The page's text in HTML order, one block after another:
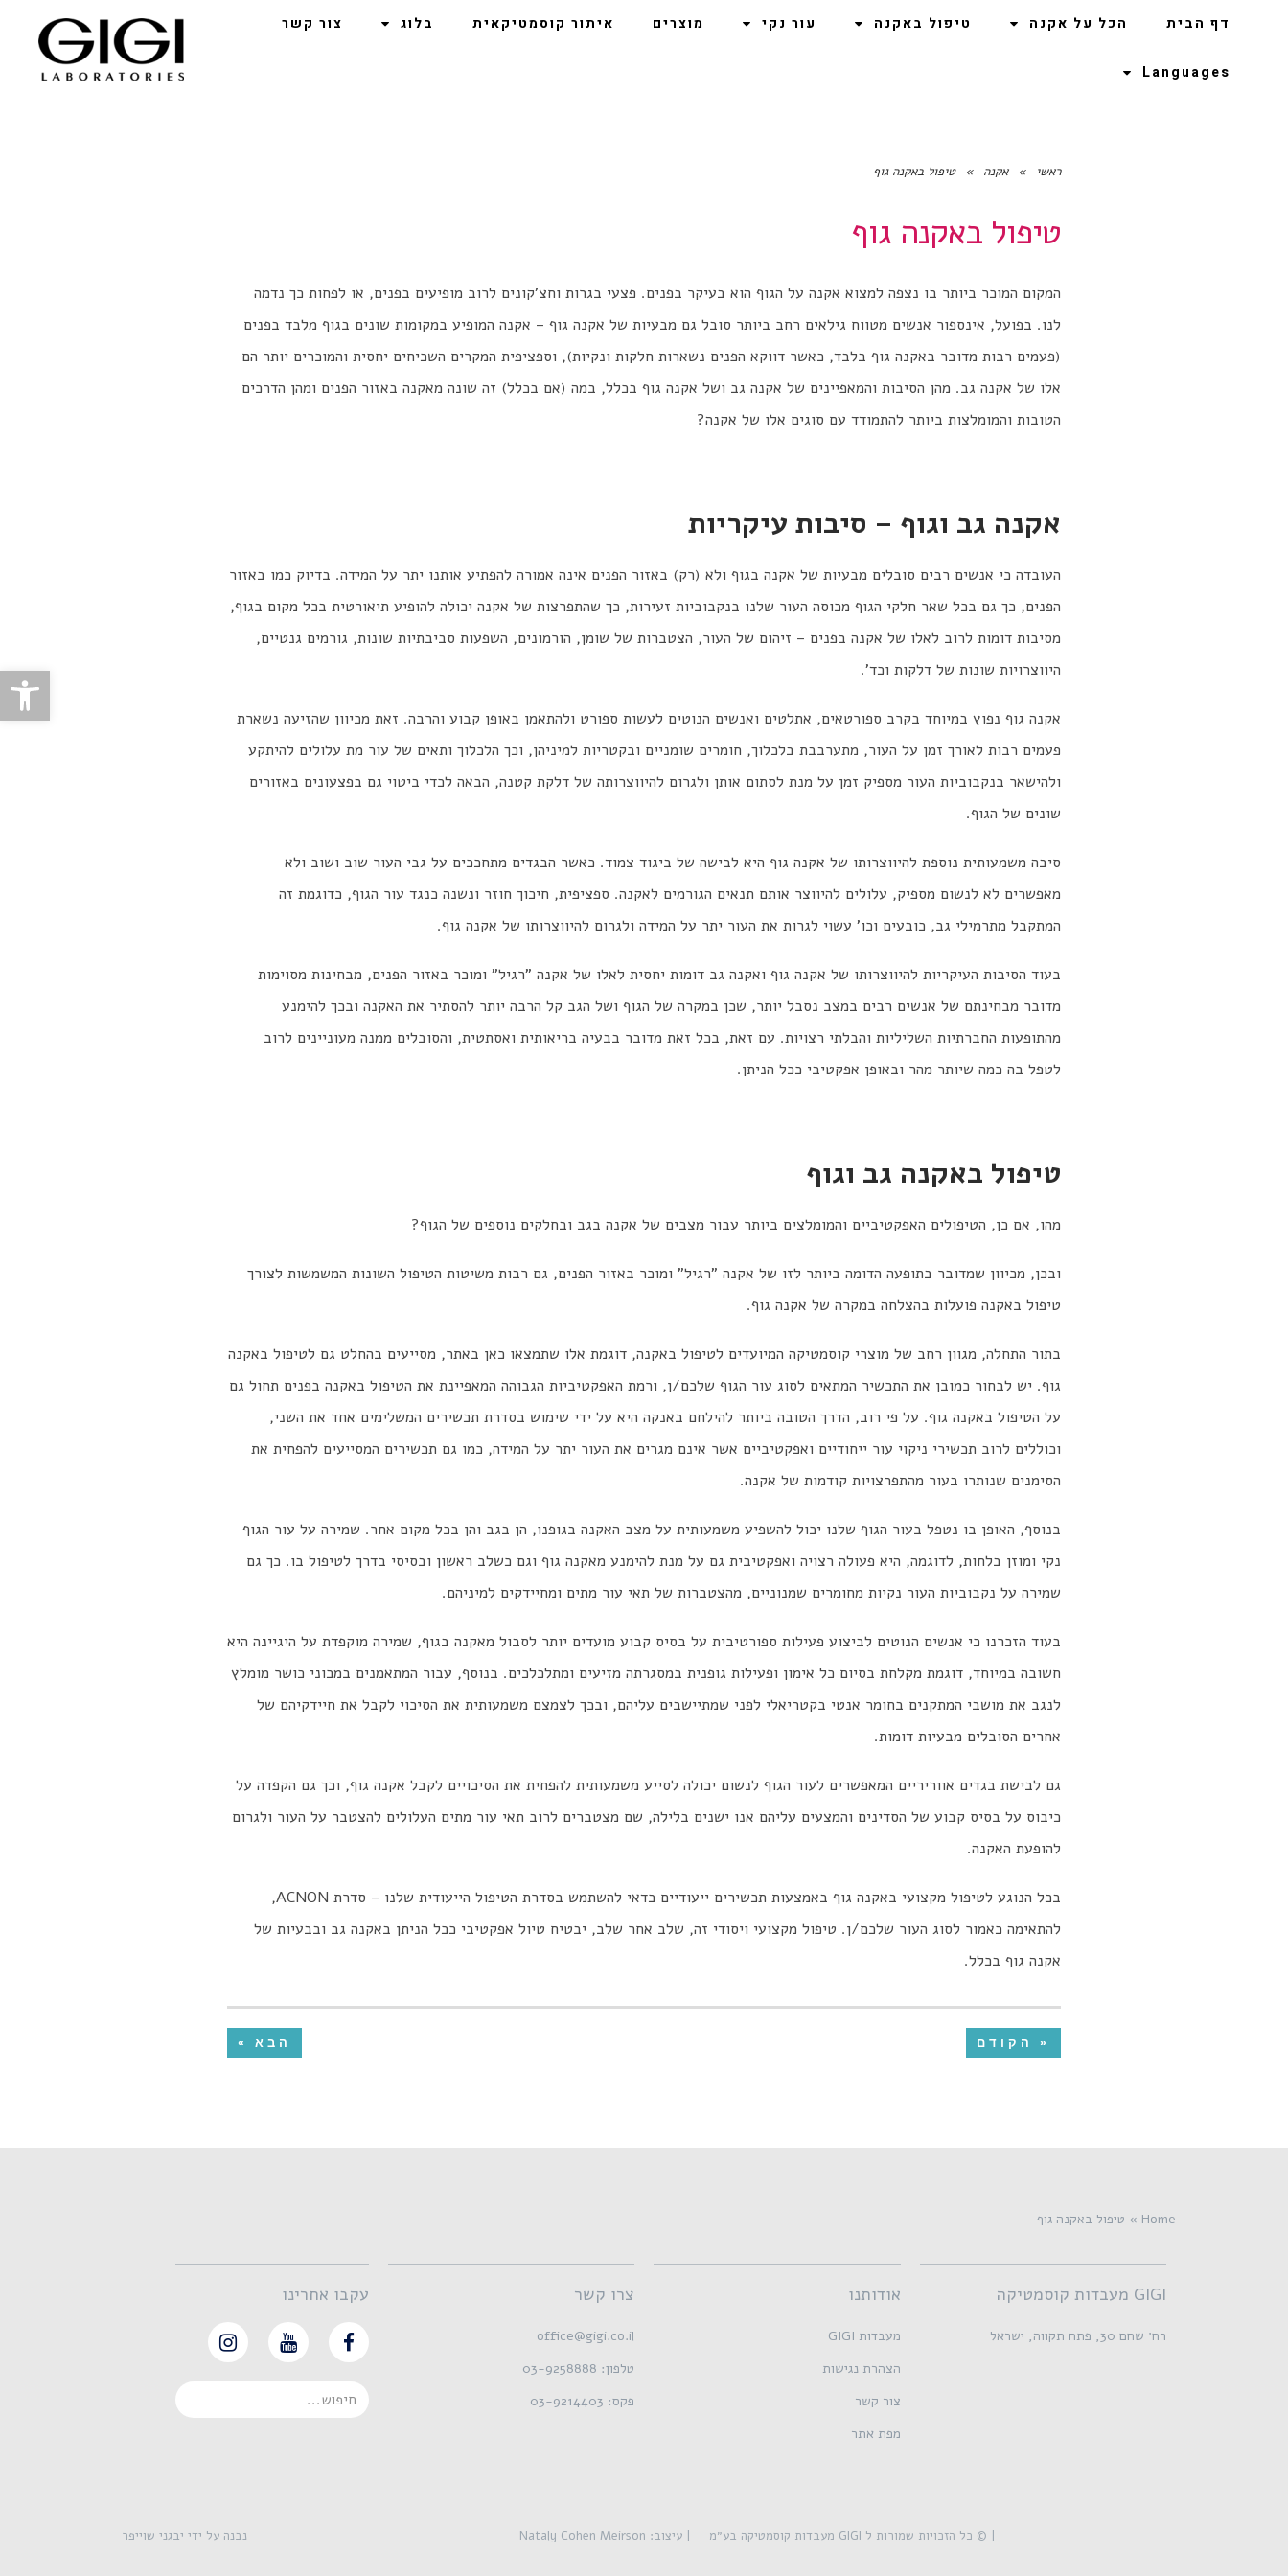
פתח
דף הבית הכל על אקנה טיפול באקנה עור נקי מוצרים איתור קוסמטיקאית בלוג צור קשר
Languages
ראשי » אקנה » טיפול באקנה גוף
טיפול באקנה גוף
המקום המוכר ביותר בו נצפה למצוא אקנה על הגוף הוא בעיקר בפנים. פצעי בגרות וחצ'קונים לרוב מופיעים בפנים, או לפחות כך נדמה
לנו. בפועל, אינספור אנשים מטווח גילאים רחב ביותר סובל גם מבעיות של אקנה גוף – אקנה המופיע במקומות שונים בגוף מלבד בפנים
(פעמים רבות מדובר באקנה גוף בלבד, כאשר דווקא הפנים נשארות חלקות ונקיות), וספציפית המקרים השכיחים יחסית והמוכרים יותר הם
אלו של אקנה גב. מהן הסיבות והמאפיינים של אקנה גב ושל אקנה גוף בכלל, במה (אם בכלל) זה שונה מאקנה באזור הפנים ומהן הדרכים
הטובות והמומלצות ביותר להתמודד עם סוגים אלו של אקנה?
אקנה גב וגוף – סיבות עיקריות
העובדה כי אנשים רבים סובלים מבעיות של אקנה בגוף ולא (רק) באזור הפנים אינה אמורה להפתיע אותנו יתר על המידה. בדיוק כמו באזור
הפנים, כך גם בכל שאר חלקי הגוף מכוסה העור שלנו בנקבוביות זעירות, כך שהתפרצות של אקנה יכולה להופיע תיאורטית בכל מקום בגוף,
מסיבות דומות לרוב לאלו של אקנה בפנים – זיהום של העור, הצטברות של שומן, הורמונים, השפעות סביבתיות שונות, גורמים גנטיים,
היווצרויות שונות של דלקות וכד'.
אקנה גוף נפוץ במיוחד בקרב ספורטאים, אתלטים ואנשים הנוטים לעשות ספורט ולהתאמן באופן קבוע והרבה. זאת מכיוון שהזיעה נשארת
פעמים רבות לאורך זמן על העור, מתערבבת בלכלוך, חומרים שומניים ובקטריות למיניהן, וכך הלכלוך ותאים של עור מת עלולים להיתקע
ולהישאר בנקבוביות העור מספיק זמן על מנת לסתום אותן ולגרום להיווצרותה של דלקת קטנה, הבאה לכדי ביטוי גם בפצעונים באזורים
שונים של הגוף.
סיבה משמעותית נוספת להיווצרותו של אקנה גוף היא לבישה של ביגוד צמוד. כאשר הבגדים מתחככים על גבי העור שוב ושוב ולא
מאפשרים לא לנשום מספיק, עלולים להיווצר אותם תנאים הגורמים לאקנה. ספציפית, חיכוך חוזר ונשנה כנגד עור הגוף, כדוגמת זה
המתקבל מתרמילי גב, כובעים וכו' עשוי לגרות את העור יתר על המידה ולגרום להיווצרותו של אקנה גוף.
בעוד הסיבות העיקריות להיווצרותו של אקנה גוף ואקנה גב דומות יחסית לאלו של אקנה "רגיל" ומוכר באזור הפנים, מבחינות מסוימות
מדובר מבחינתם של אנשים רבים במצב נסבל יותר, שכן במקרה של הגוף ושל הגב קל הרבה יותר להסתיר את האקנה ובכך להימנע
מהתופעות החברתיות השליליות והבלתי רצויות. עם זאת, בכל זאת מדובר בבעיה בריאותית ואסתטית, והסובלים ממנה מעוניינים לרוב
לטפל בה כמה שיותר מהר ובאופן אפקטיבי ככל הניתן.
טיפול באקנה גב וגוף
מהו, אם כן, הטיפולים האפקטיביים והמומלצים ביותר עבור מצבים של אקנה בגב ובחלקים נוספים של הגוף?
ובכן, מכיוון שמדובר בתופעה הדומה ביותר לזו של אקנה "רגיל" ומוכר באזור הפנים, גם רבות משיטות הטיפול השונות המשמשות לצורך
טיפול באקנה פועלות בהצלחה במקרה של אקנה גוף.
בתור התחלה, מגוון רחב של מוצרי קוסמטיקה המיועדים לטיפול באקנה, דוגמת אלו שתמצאו כאן באתר, מסייעים בהחלט גם לטיפול באקנה
גוף. יש לבחור כמובן את התכשיר המתאים לסוג עור הגוף שלכם/ן, ורמת האפקטיביות הגבוהה המאפיינת את הטיפול באקנה בפנים תחול גם
על הטיפול באקנה גוף. על פי רוב, הדרך הטובה ביותר להילחם באנקה היא על ידי שימוש בסדרת תכשירים המשלימים אחד את השני,
וכוללים לרוב תכשירי ניקוי עור ייחודיים ואפקטיביים אשר אינם מגרים את העור יתר על המידה, כמו גם תכשירים המסייעים להפחית את
הסימנים שנותרו בעור מהתפרצויות קודמות של אקנה.
בנוסף, האופן בו נטפל בעור הגוף שלנו יכול להשפיע משמעותית על מצב האקנה בגופנו, הן בגב והן בכל מקום אחר. שמירה על עור הגוף
נקי ומוזן בלחות, לדוגמה, היא פעולה רצויה ואפקטיבית גם על מנת להימנע מאקנה גוף וגם כשלב ראשון ובסיסי בדרך לטיפול בו. כך גם
שמירה על נקבוביות העור נקיות מחומרים שמנוניים, מהצטברות של תאי עור מתים ומחיידקים למיניהם.
בעוד הזכרנו כי אנשים הנוטים לביצוע פעילות ספורטיבית על בסיס קבוע מועדים יותר לסבול מאקנה בגוף, שמירה מוקפדת על היגיינה היא
חשובה במיוחד, דוגמת מקלחת בסיום כל אימון ופעילות גופנית במסגרתה מזיעים ומתלכלכים. בנוסף, עבור המתאמנים במכוני כושר מומלץ
לנגב את מושבי המתקנים בחומר אנטי בקטריאלי לפני שמתיישבים עליהם, ובכך לצמצם משמעותית את הסיכוי לקבל את חיידקיהם של
אחרים הסובלים מבעיות דומות.
גם לבישת בגדים אווריריים המאפשרים לעור הגוף לנשום יכולה לסייע משמעותית להפחית את הסיכויים לקבל אקנה גוף, וכך גם הקפדה על
כיבוס על בסיס קבוע של הסדינים והמצעים עליהם אנו ישנים בלילה, שם מצטברים לרוב תאי עור מתים העלולים להצטבר על העור ולגרום
להופעת האקנה.
בכל הנוגע לטיפול מקצועי באקנה גוף באמצעות תכשירים ייעודיים כדאי להשתמש בסדרת הטיפול הייעודית שלנו – סדרת ACNON,
להתאימה כאמור לסוג העור שלכם/ן. טיפול מקצועי ויסודי זה, שלב אחר שלב, יבטיח טיול אפקטיבי ככל הניתן באקנה גב ובבעיות של
אקנה גוף בכלל.
« הקודם הבא »
Home
» טיפול באקנה גוף
GIGI מעבדות קוסמטיקה
רח׳ שחם 30, פתח תקווה, ישראל
אודותנו
מעבדות GIGI
הצהרת נגישות
צור קשר
מפת אתר
צרו קשר
office@gigi.co.il
טלפון: 03-9258888
פקס: 03-9214403
עקבו אחרינו
| © כל הזכויות שמורות ל GIGI מעבדות קוסמטיקה בע״מ | עיצוב: Nataly Cohen Meirson נבנה על ידי יבגני שוייפר